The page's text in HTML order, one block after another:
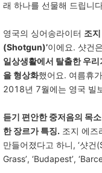
래 하나를 선물해 드립니
영국의 싱어송라이터 조
(Shotgun)’이에요. 샷건은
일상생활에서 탈출한 우
을 형상화했어요. 여름휴가
2018년 7월에는 영국 빌
듣기 편안한 중저음의 목
한 장르가 특징. 조지 에즈
만들어졌다고 하니, ‘샷건
Grass’, ‘Budapest’,